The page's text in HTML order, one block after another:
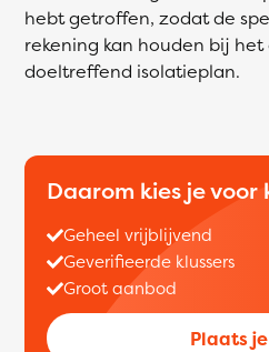
hebt getroffen, zodat de
rekening kan houden bij
doeltreffend isolatieplan.
Daarom kies je voor
Geheel vrijblijvend
Geverifieerde klussers
Groot aanbod
Plaats